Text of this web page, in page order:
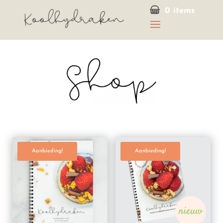
0 items
Aanbieding! Aanbieding!